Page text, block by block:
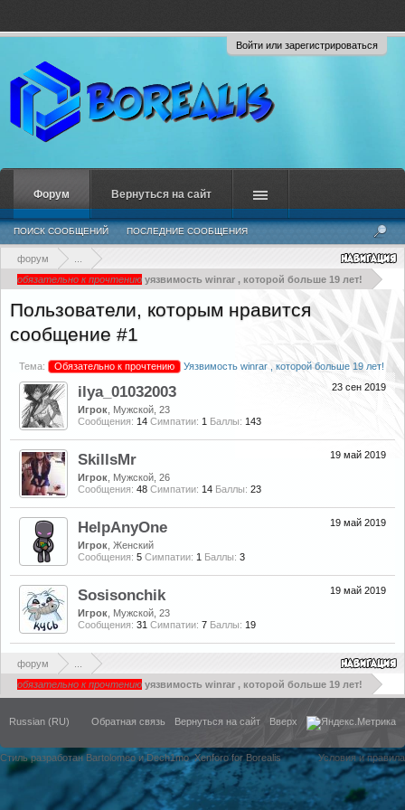
Войти или зарегистрироваться
форум
обязательно к прочтению уязвимость winrar , которой больше 19 лет!
Пользователи, которым нравится
сообщение #1
Тема: Обязательно к прочтению
Уязвимость winrar , которой больше 19 лет!
23 сен 2019
ilya_01032003
Игрок , Мужской, 23
Сообщения: 14 Симпатии: 1 Баллы: 143
19 май 2019
SkillsMr
Игрок , Мужской, 26
Сообщения: 48 Симпатии: 14 Баллы: 23
19 май 2019
HelpAnyOne
Игрок , Женский
Сообщения: 5 Симпатии: 1 Баллы: 3
19 май 2019
Sosisonchik
Игрок , Мужской, 23
Сообщения: 31 Симпатии: 7 Баллы: 19
форум
обязательно к прочтению уязвимость winrar , которой больше 19 лет!
Форум
ПОИСК СООБЩЕНИЙ ПОСЛЕДНИЕ СООБЩЕНИЯ
Вернуться на сайт
Russian (RU) Обратная связь Вернуться на сайт Вверх
Стиль разработан Bartolomeo и Dech1moXenforo for Borealis Условия и правила